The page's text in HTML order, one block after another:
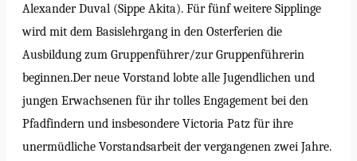
Alexander Duval (Sippe Akita). Für fünf weitere Sipplinge
wird mit dem Basislehrgang in den Osterferien die
Ausbildung zum Gruppenführer/zur Gruppenführerin
beginnen.Der neue Vorstand lobte alle Jugendlichen und
jungen Erwachsenen für ihr tolles Engagement bei den
Pfadfindern und insbesondere Victoria Patz für ihre
unermüdliche Vorstandsarbeit der vergangenen zwei Jahre.